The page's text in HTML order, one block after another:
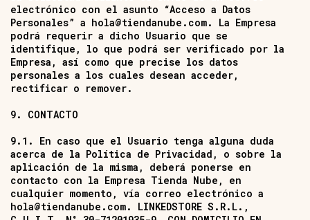
electrónico con el asunto “Acceso a Datos
Personales” a hola@tiendanube.com. La Empresa
podrá requerir a dicho Usuario que se
identifique, lo que podrá ser verificado por la
Empresa, así como que precise los datos
personales a los cuales desean acceder,
rectificar o remover.
9. CONTACTO
9.1. En caso que el Usuario tenga alguna duda
acerca de la Política de Privacidad, o sobre la
aplicación de la misma, deberá ponerse en
contacto con la Empresa Tienda Nube, en
cualquier momento, vía correo electrónico a
hola@tiendanube.com. LINKEDSTORE S.R.L.,